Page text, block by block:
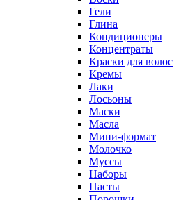
Гели
Глина
Кондиционеры
Концентраты
Краски для волос
Кремы
Лаки
Лосьоны
Маски
Масла
Мини-формат
Молочко
Муссы
Наборы
Пасты